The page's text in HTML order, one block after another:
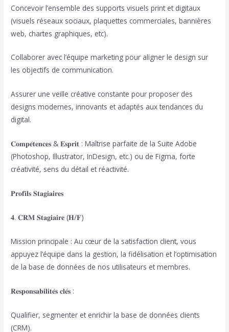
Concevoir l’ensemble des supports visuels print et digitaux
(visuels réseaux sociaux, plaquettes commerciales, bannières
web, chartes graphiques, etc).
Collaborer avec l’équipe marketing pour aligner le design sur
les objectifs de communication.
Assurer une veille créative constante pour proposer des
designs modernes, innovants et adaptés aux tendances du
digital.
𝐂𝐨𝐦𝐩𝐞́𝐭𝐞𝐧𝐜𝐞𝐬 & 𝐄𝐬𝐩𝐫𝐢𝐭 : Maîtrise parfaite de la Suite Adobe
(Photoshop, Illustrator, InDesign, etc.) ou de Figma, forte
créativité, sens du détail et réactivité.
𝐏𝐫𝐨𝐟𝐢𝐥𝐬 𝐒𝐭𝐚𝐠𝐢𝐚𝐢𝐫𝐞𝐬
𝟒. 𝐂𝐑𝐌 𝐒𝐭𝐚𝐠𝐢𝐚𝐢𝐫𝐞 (𝐇/𝐅)
Mission principale : Au cœur de la satisfaction client, vous
appuyez l’équipe dans la gestion, la fidélisation et l’optimisation
de la base de données de nos utilisateurs et membres.
𝐑𝐞𝐬𝐩𝐨𝐧𝐬𝐚𝐛𝐢𝐥𝐢𝐭𝐞́𝐬 𝐜𝐥𝐞́𝐬 :
Qualifier, segmenter et enrichir la base de données clients
(CRM).